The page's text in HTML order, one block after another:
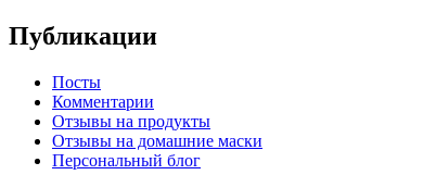
Публикации
Посты
Комментарии
Отзывы на продукты
Отзывы на домашние маски
Персональный блог